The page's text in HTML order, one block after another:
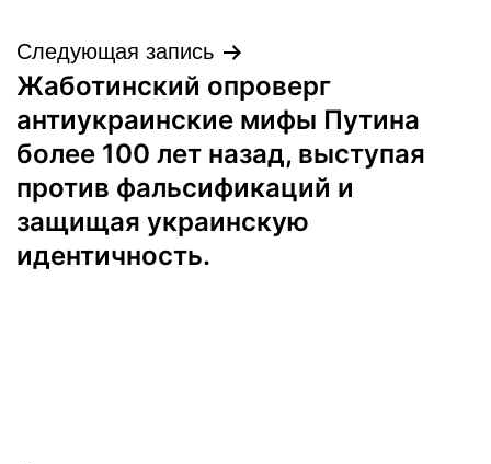
Следующая запись
Жаботинский опроверг
антиукраинские мифы Путина
более 100 лет назад, выступая
против фальсификаций и
защищая украинскую
идентичность.